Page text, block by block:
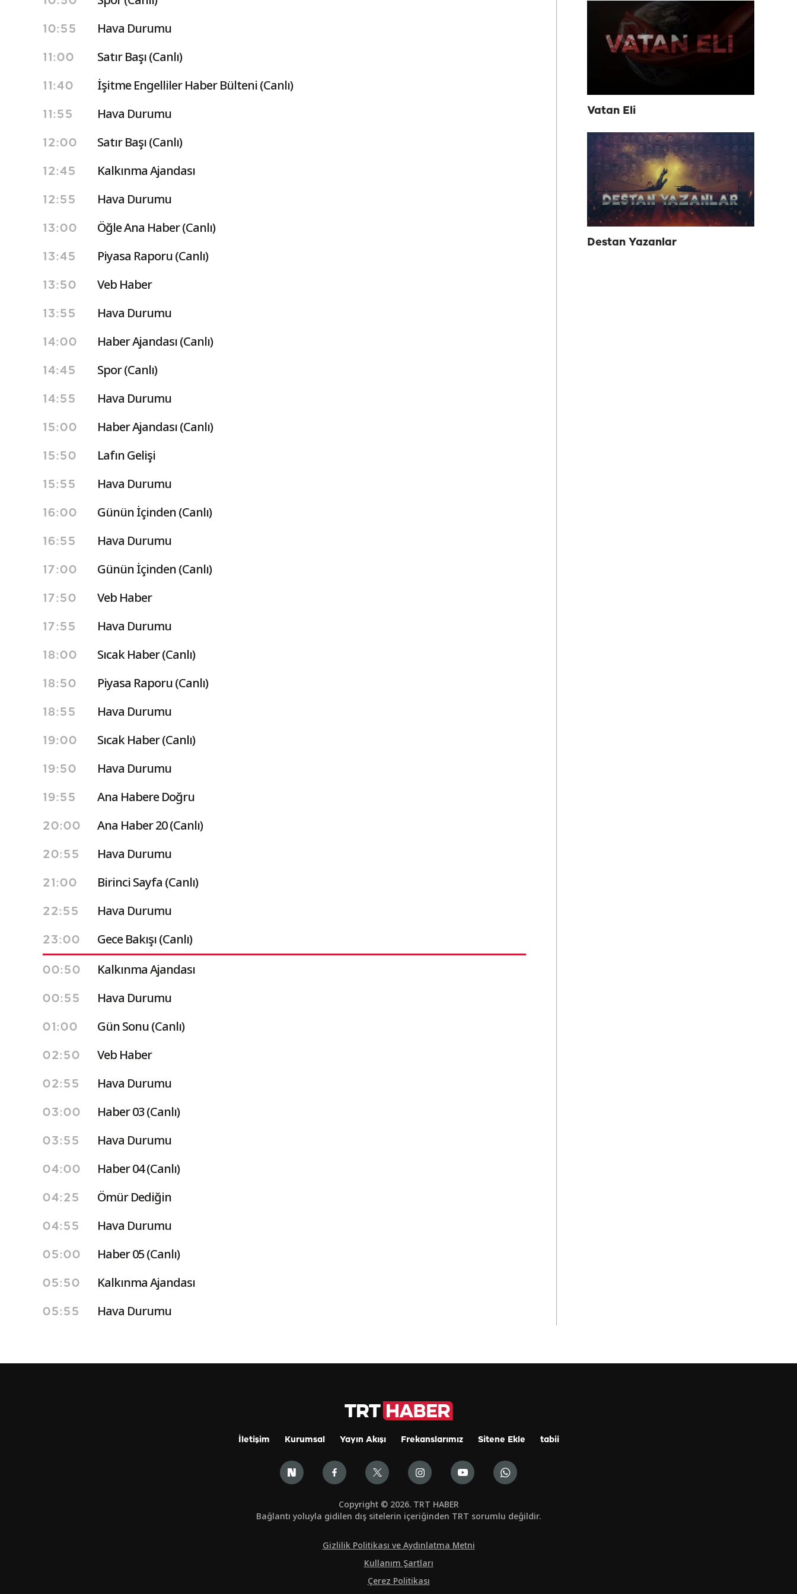
10:55 Hava Durumu
11:00 Satır Başı (Canlı)
11:40 İşitme Engelliler Haber Bülteni (Canlı)
11:55 Hava Durumu
12:00 Satır Başı (Canlı)
12:45 Kalkınma Ajandası
12:55 Hava Durumu
13:00 Öğle Ana Haber (Canlı)
13:45 Piyasa Raporu (Canlı)
13:50 Veb Haber
13:55 Hava Durumu
14:00 Haber Ajandası (Canlı)
14:45 Spor (Canlı)
14:55 Hava Durumu
15:00 Haber Ajandası (Canlı)
15:50 Lafın Gelişi
15:55 Hava Durumu
16:00 Günün İçinden (Canlı)
16:55 Hava Durumu
17:00 Günün İçinden (Canlı)
17:50 Veb Haber
17:55 Hava Durumu
18:00 Sıcak Haber (Canlı)
18:50 Piyasa Raporu (Canlı)
18:55 Hava Durumu
19:00 Sıcak Haber (Canlı)
19:50 Hava Durumu
19:55 Ana Habere Doğru
20:00 Ana Haber 20 (Canlı)
20:55 Hava Durumu
21:00 Birinci Sayfa (Canlı)
22:55 Hava Durumu
23:00 Gece Bakışı (Canlı)
00:50 Kalkınma Ajandası
00:55 Hava Durumu
01:00 Gün Sonu (Canlı)
02:50 Veb Haber
02:55 Hava Durumu
03:00 Haber 03 (Canlı)
03:55 Hava Durumu
04:00 Haber 04 (Canlı)
04:25 Ömür Dediğin
04:55 Hava Durumu
05:00 Haber 05 (Canlı)
05:50 Kalkınma Ajandası
05:55 Hava Durumu
Vatan Eli
Destan Yazanlar
İletişim Kurumsal Yayın Akışı Frekanslarımız Sitene Ekle tabii
Copyright © 2026. TRT HABER
Bağlantı yoluyla gidilen dış sitelerin içeriğinden TRT sorumlu değildir.
Gizlilik Politikası ve Aydınlatma Metni
Kullanım Şartları
Çerez Politikası